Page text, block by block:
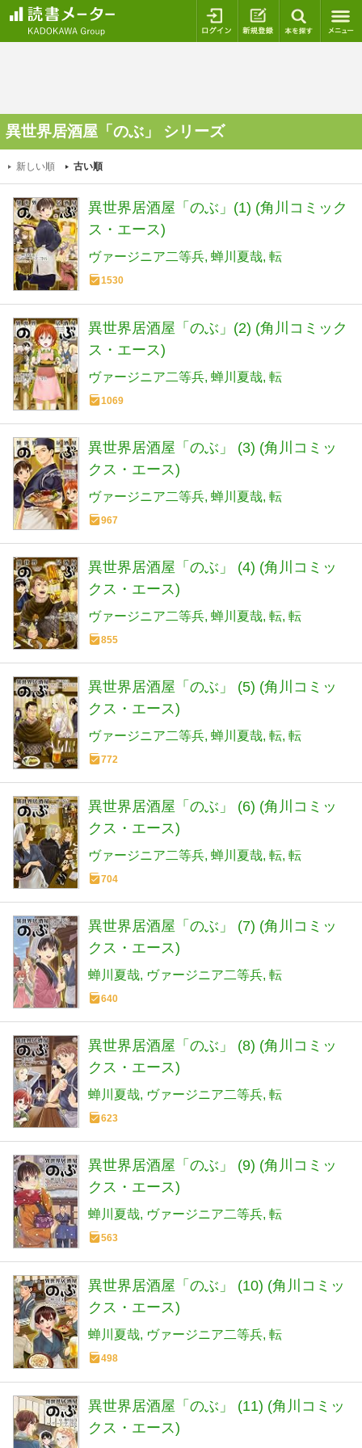
ログイン 新規登録
異世界居酒屋「のぶ」 シリーズ
新しい順 古い順
異世界居酒屋「のぶ」(1) (角川コミック
ス・エース)
ヴァージニア二等兵 蝉川夏哉 転
1530
異世界居酒屋「のぶ」(2) (角川コミック
ス・エース)
ヴァージニア二等兵 蝉川夏哉 転
1069
異世界居酒屋「のぶ」 (3) (角川コミッ
クス・エース)
ヴァージニア二等兵 蝉川夏哉 転
967
異世界居酒屋「のぶ」 (4) (角川コミッ
クス・エース)
ヴァージニア二等兵 蝉川夏哉 転 転
855
異世界居酒屋「のぶ」 (5) (角川コミッ
クス・エース)
ヴァージニア二等兵 蝉川夏哉 転 転
772
異世界居酒屋「のぶ」 (6) (角川コミッ
クス・エース)
ヴァージニア二等兵 蝉川夏哉 転 転
704
異世界居酒屋「のぶ」 (7) (角川コミッ
クス・エース)
蝉川夏哉 ヴァージニア二等兵 転
640
異世界居酒屋「のぶ」 (8) (角川コミッ
クス・エース)
蝉川夏哉 ヴァージニア二等兵 転
623
異世界居酒屋「のぶ」 (9) (角川コミッ
クス・エース)
蝉川夏哉 ヴァージニア二等兵 転
563
異世界居酒屋「のぶ」 (10) (角川コミッ
クス・エース)
蝉川夏哉 ヴァージニア二等兵 転
498
異世界居酒屋「のぶ」 (11) (角川コミッ
クス・エース)